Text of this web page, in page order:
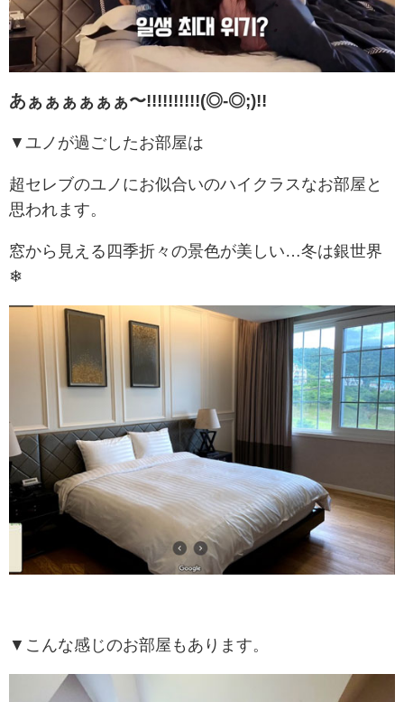
あぁぁぁぁぁぁ〜!!!!!!!!!!(◎-◎;)!!
▼ユノが過ごしたお部屋は
超セレブのユノにお似合いのハイクラスなお部屋と
思われます。
窓から見える四季折々の景色が美しい…冬は銀世界
❄
▼こんな感じのお部屋もあります。